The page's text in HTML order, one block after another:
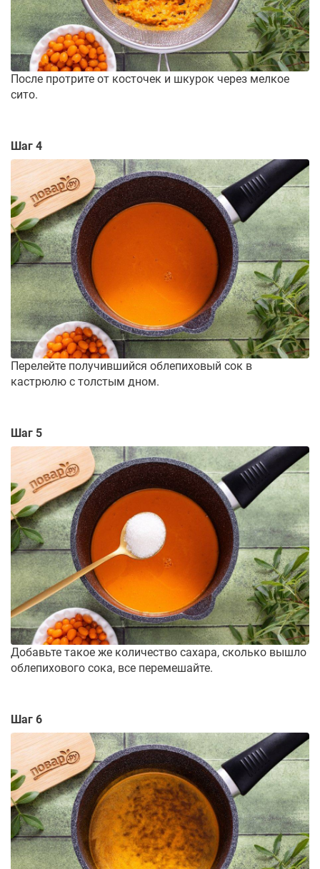
После протрите от косточек и шкурок через мелкое
сито.
Шаг 4
Перелейте получившийся облепиховый сок в
кастрюлю с толстым дном.
Шаг 5
Добавьте такое же количество сахара, сколько вышло
облепихового сока, все перемешайте.
Шаг 6